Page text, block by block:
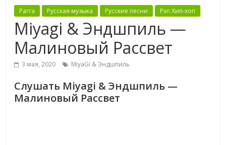
Рагга Русская музыка Русские песни Рэп Хип-хоп
Miyagi & Эндшпиль —
Малиновый Рассвет
3 мая, 2020 MiyaGi & Эндшпиль
Слушать Miyagi & Эндшпиль —
Малиновый Рассвет